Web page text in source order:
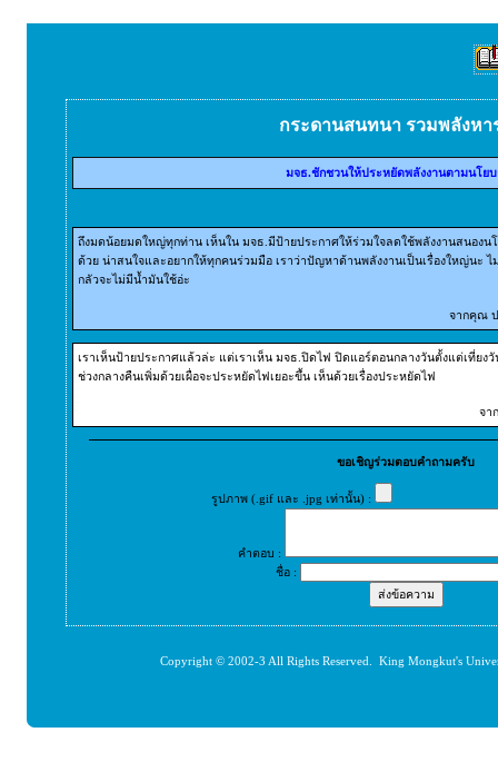
กระดานสนทนา รวมพลังหา
มจธ.ชักชวนให้ประหยัดพลังงานตามนโยบ
ถึงมดน้อยมดใหญ่ทุกท่าน เห็นใน มจธ.มีป้ายประกาศให้ร่วมใจลดใช้พลังงานสนองน
ด้วย น่าสนใจและอยากให้ทุกคนร่วมมือ เราว่าปัญหาด้านพลังงานเป็นเรื่องใหญ่นะ ไ
กลัวจะไม่มีน้ำมันใช้อ่ะ
จากคุณ ป
เราเห็นป้ายประกาศแล้วล่ะ แต่เราเห็น มจธ.ปิดไฟ ปิดแอร์ตอนกลางวันตั้งแต่เที่ยง
ช่วงกลางคืนเพิ่มด้วยเผื่อจะประหยัดไฟเยอะขึ้น เห็นด้วยเรื่องประหยัดไฟ
จา
ขอเชิญร่วมตอบคำถามครับ
รูปภาพ (.gif และ .jpg เท่านั้น) :
คำตอบ :
ชื่อ :
Copyright © 2002-3 All Rights Reserved. King Mongkut's